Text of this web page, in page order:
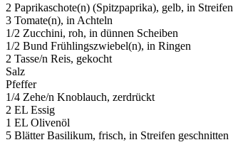
2 Paprikaschote(n) (Spitzpaprika), gelb, in Streifen
3 Tomate(n), in Achteln
1/2 Zucchini, roh, in dünnen Scheiben
1/2 Bund Frühlingszwiebel(n), in Ringen
2 Tasse/n Reis, gekocht
Salz
Pfeffer
1/4 Zehe/n Knoblauch, zerdrückt
2 EL Essig
1 EL Olivenöl
5 Blätter Basilikum, frisch, in Streifen geschnitten